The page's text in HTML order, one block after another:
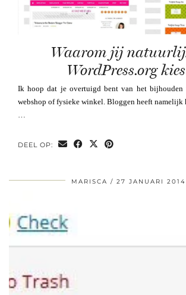
Waarom jij
WordPress.org
Ik hoop dat je overtuigd bent van het
webshop of fysieke winkel. Bloggen heeft namelijk
…
DEEL OP:
MARISCA 27 JANUARI 2014